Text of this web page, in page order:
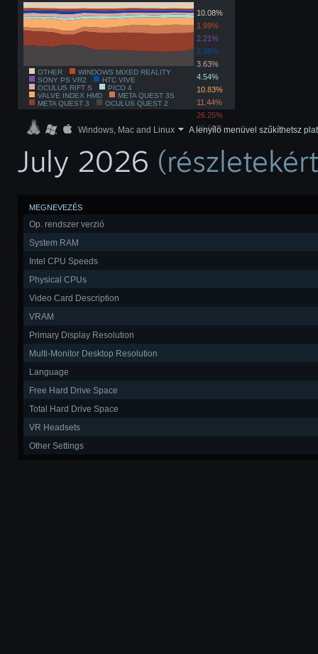
10.08%
1.99%
2.21%
2.36%
3.63%
4.54%
10.83%
11.44%
26.25%
26.66%
OTHER
WINDOWS MIXED REALITY
SONY PS VR2
HTC VIVE
OCULUS RIFT S
PICO 4
VALVE INDEX HMD
META QUEST 3S
META QUEST 3
OCULUS QUEST 2
Windows, Mac and Linux A lenyíló menüvel szűkíthetsz
July 2026
MEGNEVEZÉS
Op. rendszer verzió
System RAM
Intel CPU Speeds
Physical CPUs
Video Card Description
VRAM
Primary Display Resolution
Multi-Monitor Desktop Resolution
Language
Free Hard Drive Space
Total Hard Drive Space
VR Headsets
Other Settings